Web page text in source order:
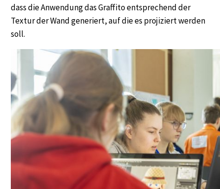
dass die Anwendung das Graffito entsprechend der
Textur der Wand generiert, auf die es projiziert werden
soll.